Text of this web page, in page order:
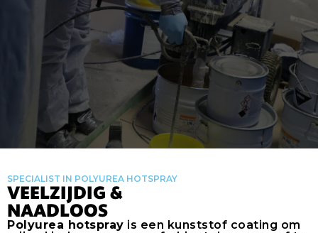
SPECIALIST IN POLYUREA HOTSPRAY
VEELZIJDIG &
NAADLOOS
Polyurea hotspray is een kunststof coating om